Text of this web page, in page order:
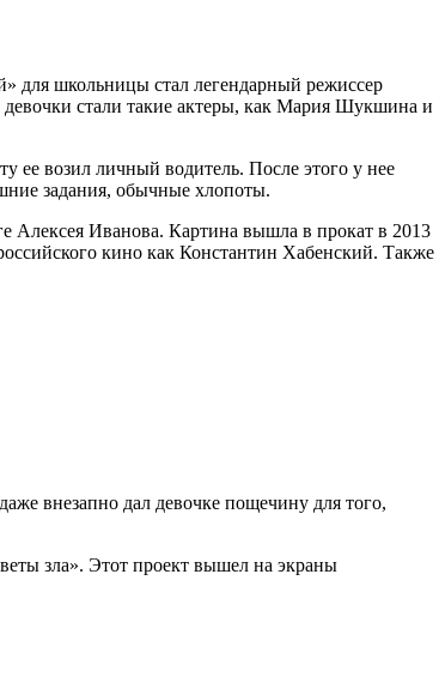
для школьницы стал легендарный режиссер
стали такие актеры, как Мария Шукшина и
ее возил личный водитель. После этого у нее
задания, обычные хлопоты.
Алексея Иванова. Картина вышла в прокат в 2013
кино как Константин Хабенский. Также
внезапно дал девочке пощечину для того,
зла». Этот проект вышел на экраны